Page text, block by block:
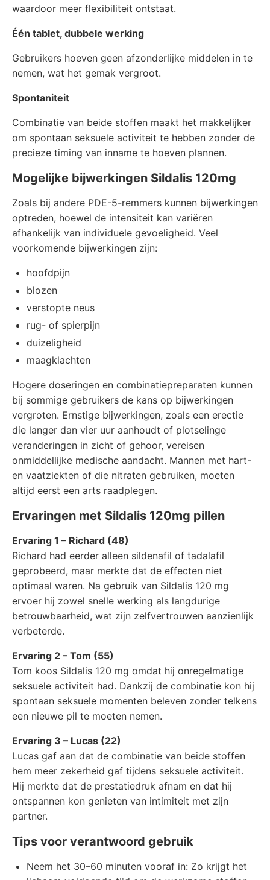
waardoor meer flexibiliteit ontstaat.
Één tablet, dubbele werking
Gebruikers hoeven geen afzonderlijke middelen in te
nemen, wat het gemak vergroot.
Spontaniteit
Combinatie van beide stoffen maakt het makkelijker
om spontaan seksuele activiteit te hebben zonder de
precieze timing van inname te hoeven plannen.
Mogelijke bijwerkingen Sildalis 120mg
Zoals bij andere PDE-5-remmers kunnen bijwerkingen
optreden, hoewel de intensiteit kan variëren
afhankelijk van individuele gevoeligheid. Veel
voorkomende bijwerkingen zijn:
hoofdpijn
blozen
verstopte neus
rug- of spierpijn
duizeligheid
maagklachten
Hogere doseringen en combinatiepreparaten kunnen
bij sommige gebruikers de kans op bijwerkingen
vergroten. Ernstige bijwerkingen, zoals een erectie
die langer dan vier uur aanhoudt of plotselinge
veranderingen in zicht of gehoor, vereisen
onmiddellijke medische aandacht. Mannen met hart-
en vaatziekten of die nitraten gebruiken, moeten
altijd eerst een arts raadplegen.
Ervaringen met Sildalis 120mg pillen
Ervaring 1 – Richard (48)
Richard had eerder alleen sildenafil of tadalafil
geprobeerd, maar merkte dat de effecten niet
optimaal waren. Na gebruik van Sildalis 120 mg
ervoer hij zowel snelle werking als langdurige
betrouwbaarheid, wat zijn zelfvertrouwen aanzienlijk
verbeterde.
Ervaring 2 – Tom (55)
Tom koos Sildalis 120 mg omdat hij onregelmatige
seksuele activiteit had. Dankzij de combinatie kon hij
spontaan seksuele momenten beleven zonder telkens
een nieuwe pil te moeten nemen.
Ervaring 3 – Lucas (22)
Lucas gaf aan dat de combinatie van beide stoffen
hem meer zekerheid gaf tijdens seksuele activiteit.
Hij merkte dat de prestatiedruk afnam en dat hij
ontspannen kon genieten van intimiteit met zijn
partner.
Tips voor verantwoord gebruik
Neem het 30–60 minuten vooraf in: Zo krijgt het